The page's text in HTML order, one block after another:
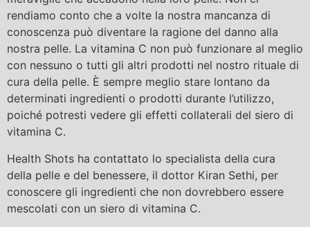
rendiamo conto che a volte la nostra mancanza di
conoscenza può diventare la ragione del danno alla
nostra pelle. La vitamina C non può funzionare al meglio
con nessuno o tutti gli altri prodotti nel nostro rituale di
cura della pelle. È sempre meglio stare lontano da
determinati ingredienti o prodotti durante l’utilizzo,
poiché potresti vedere gli effetti collaterali del siero di
vitamina C.
Health Shots ha contattato lo specialista della cura
della pelle e del benessere, il dottor Kiran Sethi, per
conoscere gli ingredienti che non dovrebbero essere
mescolati con un siero di vitamina C.